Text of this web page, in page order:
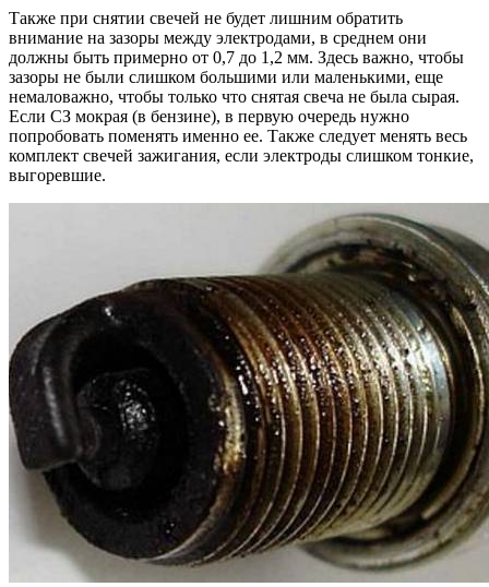
Также при снятии свечей не будет лишним обратить
внимание на зазоры между электродами, в среднем они
должны быть примерно от 0,7 до 1,2 мм. Здесь важно, чтобы
зазоры не были слишком большими или маленькими, еще
немаловажно, чтобы только что снятая свеча не была сырая.
Если СЗ мокрая (в бензине), в первую очередь нужно
попробовать поменять именно ее. Также следует менять весь
комплект свечей зажигания, если электроды слишком тонкие,
выгоревшие.